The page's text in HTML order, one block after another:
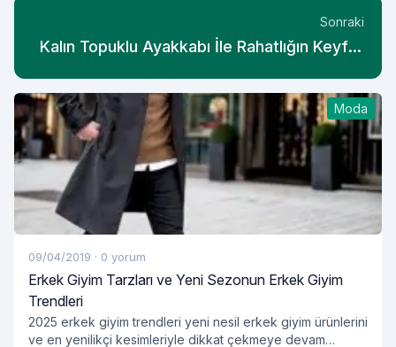
Sonraki
Kalın Topuklu Ayakkabı İle Rahatlığın Keyfini
Moda
09/04/2019 · 0 yorum
Erkek Giyim Tarzları ve Yeni Sezonun Erkek Giyim
Trendleri
2025 erkek giyim trendleri yeni nesil erkek giyim ürünlerini
ve en yenilikçi kesimleriyle dikkat çekmeye devam